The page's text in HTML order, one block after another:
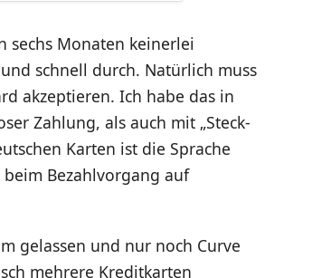
sechs Monaten keinerlei
schnell durch. Natürlich muss
akzeptieren. Ich habe das in
Zahlung, als auch mit „Steck-
Karten ist die Sprache
Bezahlvorgang auf
gelassen und nur noch Curve
mehrere Kreditkarten